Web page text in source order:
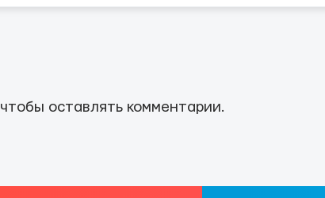
чтобы оставлять комментарии.